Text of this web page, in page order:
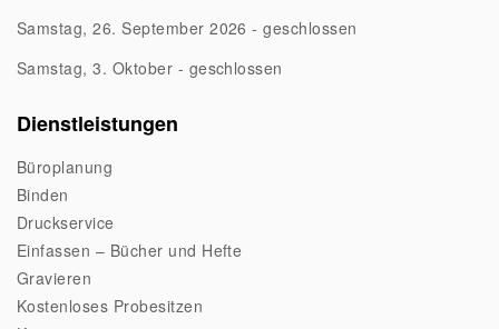
Samstag, 26. September 2026 - geschlossen
Samstag, 3. Oktober - geschlossen
Dienstleistungen
Büroplanung
Binden
Druckservice
Einfassen – Bücher und Hefte
Gravieren
Kostenloses Probesitzen